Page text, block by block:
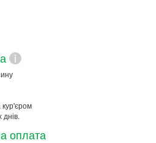
i
оплата